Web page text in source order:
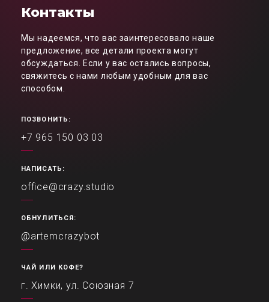
Контакты
Мы надеемся, что вас заинтересовало наше
предложение, все детали проекта могут
обсуждаться. Если у вас остались вопросы,
свяжитесь с нами любым удобным для вас
способом.
ПОЗВОНИТЬ:
+7 965 150 03 03
НАПИСАТЬ:
office@crazy.studio
ОБНУЛИТЬСЯ:
@artemcrazybot
ЧАЙ ИЛИ КОФЕ?
г. Химки, ул. Союзная 7